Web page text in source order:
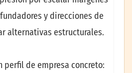
y direcciones de
alternativas estructurales.
perfil de empresa concreto: